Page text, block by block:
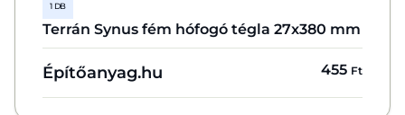
1 DB
Terrán Synus fém hófogó tégla 27x380 mm
Építőanyag.hu 455 Ft